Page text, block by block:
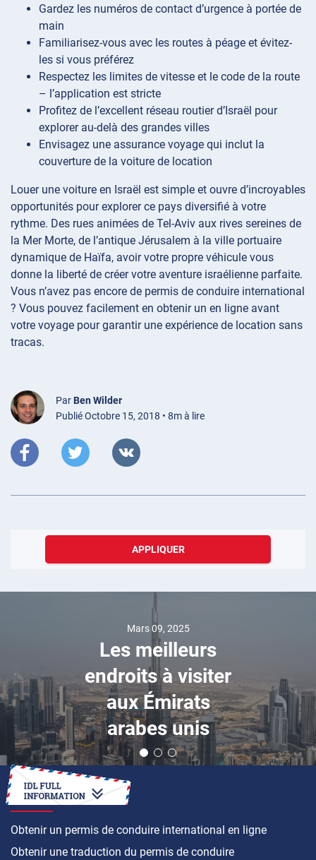
Gardez les numéros de contact d’urgence à portée de
main
Familiarisez-vous avec les routes à péage et évitez-
les si vous préférez
Respectez les limites de vitesse et le code de la route
– l’application est stricte
Profitez de l’excellent réseau routier d’Israël pour
explorer au-delà des grandes villes
Envisagez une assurance voyage qui inclut la
couverture de la voiture de location
Louer une voiture en Israël est simple et ouvre d’incroyables
opportunités pour explorer ce pays diversifié à votre
rythme. Des rues animées de Tel-Aviv aux rives sereines de
la Mer Morte, de l’antique Jérusalem à la ville portuaire
dynamique de Haïfa, avoir votre propre véhicule vous
donne la liberté de créer votre aventure israélienne parfaite.
Vous n’avez pas encore de permis de conduire international
? Vous pouvez facilement en obtenir un en ligne avant
votre voyage pour garantir une expérience de location sans
tracas.
Par Ben Wilder
Publié Octobre 15, 2018 • 8m à lire
APPLIQUER
Mars 09, 2025
Les meilleurs
endroits à visiter
aux Émirats
arabes unis
COMMENT FAIRE
Obtenir un permis de conduire international en ligne
Obtenir une traduction du permis de conduire